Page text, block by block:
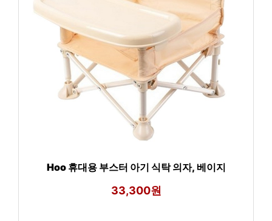
Hoo 휴대용 부스터 아기 식탁 의자, 베이지
33,300원